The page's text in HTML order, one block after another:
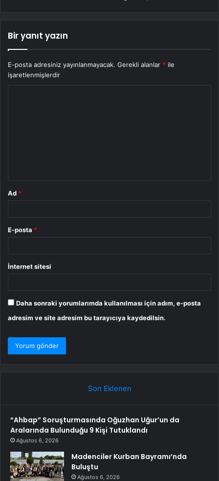
Bir yanıt yazın
E-posta adresiniz yayınlanmayacak. Gerekli alanlar * ile
işaretlenmişlerdir
Ad *
E-posta *
İnternet sitesi
Daha sonraki yorumlarımda kullanılması için adım, e-posta
adresim ve site adresim bu tarayıcıya kaydedilsin.
Son Eklenen
“Ahbap” Soruşturmasında Oğuzhan Uğur’un da
Aralarında Bulunduğu 9 Kişi Tutuklandı
Ağustos 6, 2026
Madenciler Kurban Bayramı’nda
Buluştu
Ağustos 6, 2026